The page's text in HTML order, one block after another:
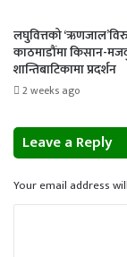
लघुवित्तको
काठमाडौंमा किसान-
शान्तिबाटिकामा प्रदर्शन
2 weeks ago
Leave a Reply
Your email address